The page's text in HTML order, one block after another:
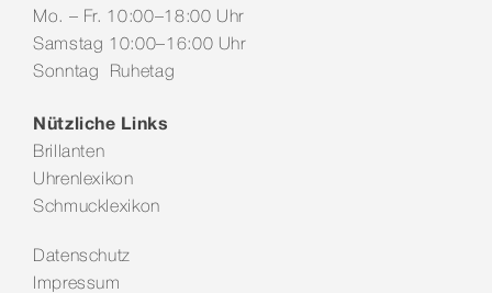
Mo. – Fr. 10:00–18:00 Uhr
Samstag 10:00–16:00 Uhr
Sonntag Ruhetag
Nützliche Links
Brillanten
Uhrenlexikon
Schmucklexikon
Datenschutz
Impressum